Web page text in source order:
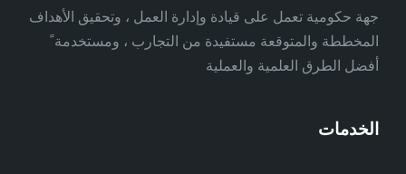
جهة حكومية تعمل على قيادة وإدارة العمل ، وتحقيق الأهداف
المخططة والمتوقعة مستفيدة من التجارب ، ومستخدمة ً
أفضل الطرق العلمية والعملية
الخدمات